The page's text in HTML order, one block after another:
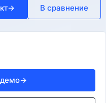
→ В сравнение
→